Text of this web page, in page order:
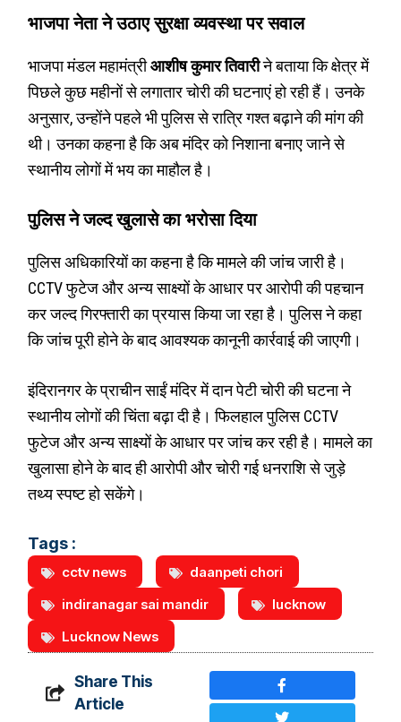
भाजपा नेता ने उठाए सुरक्षा व्यवस्था पर सवाल
भाजपा मंडल महामंत्रीआशीष कुमार तिवारीने बताया कि क्षेत्र में
पिछले कुछ महीनों से लगातार चोरी की घटनाएं हो रही हैं। उनके
अनुसार, उन्होंने पहले भी पुलिस से रात्रि गश्त बढ़ाने की मांग की
थी। उनका कहना है कि अब मंदिर को निशाना बनाए जाने से
स्थानीय लोगों में भय का माहौल है।
पुलिस ने जल्द खुलासे का भरोसा दिया
पुलिस अधिकारियों का कहना है कि मामले की जांच जारी है।
CCTV फुटेज और अन्य साक्ष्यों के आधार पर आरोपी की पहचान
कर जल्द गिरफ्तारी का प्रयास किया जा रहा है। पुलिस ने कहा
कि जांच पूरी होने के बाद आवश्यक कानूनी कार्रवाई की जाएगी।
इंदिरानगर के प्राचीन साईं मंदिर में दान पेटी चोरी की घटना ने
स्थानीय लोगों की चिंता बढ़ा दी है। फिलहाल पुलिस CCTV
फुटेज और अन्य साक्ष्यों के आधार पर जांच कर रही है। मामले का
खुलासा होने के बाद ही आरोपी और चोरी गई धनराशि से जुड़े
तथ्य स्पष्ट हो सकेंगे।
Tags :
cctv news
daanpeti chori
indiranagar sai mandir
lucknow
Lucknow News
Share This
Article